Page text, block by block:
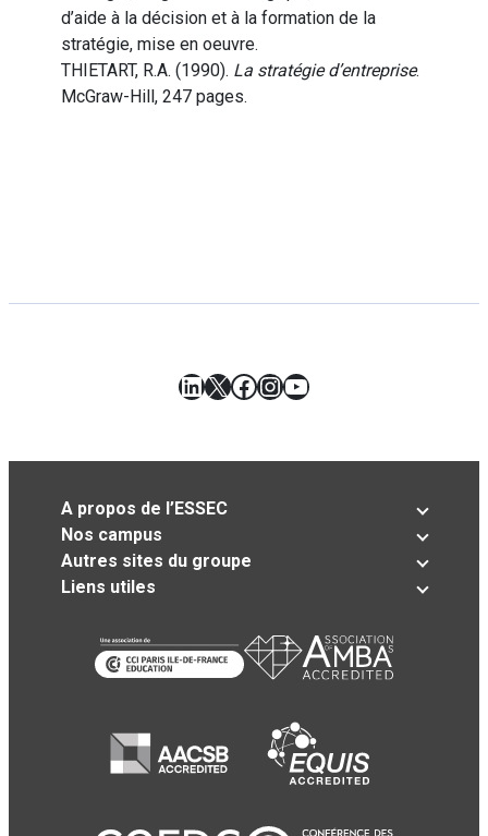
d’aide à la décision et à la formation de la
stratégie, mise en oeuvre.
THIETART, R.A. (1990). La stratégie d’entreprise.
McGraw-Hill, 247 pages.
LinkedIn
X Facebook
Instagram
YouTube
A propos de l’ESSEC
Nos campus
Autres sites du groupe
Liens utiles